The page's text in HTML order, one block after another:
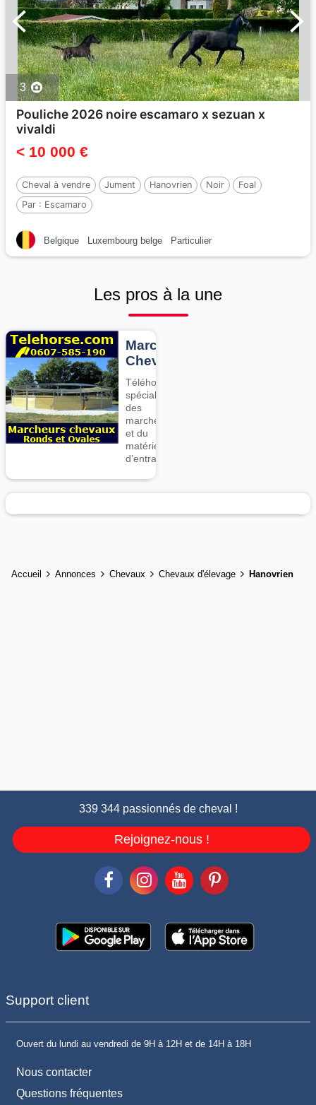
3
Pouliche 2026 noire escamaro x sezuan x
vivaldi
< 10 000 €
Cheval à vendre Jument Hanovrien Noir
Foal
Par : Escamaro
Belgique Luxembourg belge Particulier
Les pros à la une
Marcheurs
Chevaux
Téléhorse,
spécialiste
des
marcheurs
et du
matériel
d’entrainement
Accueil Annonces Chevaux Chevaux d'élevage Hanovrien
339 344 passionnés de cheval !
Rejoignez-nous !
Support client
Ouvert du lundi au vendredi de 9H à 12H et de 14H à 18H
Nous contacter
Questions fréquentes